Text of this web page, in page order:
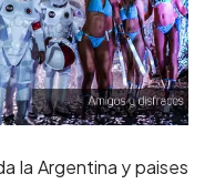
la Argentina y paises